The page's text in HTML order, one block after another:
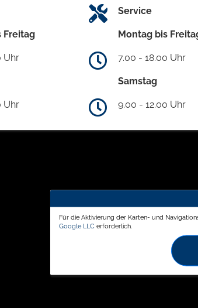
Freitag
Uhr
Uhr
Service
Montag bis
7.00 - 18.00 Uhr
Samstag
9.00 - 12.00 Uhr
Für die Aktivierung der Karten- und
Google LLC erforderlich.